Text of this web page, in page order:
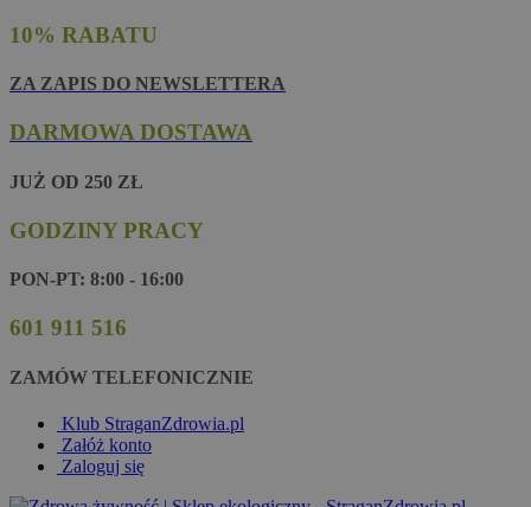
10% RABATU
ZA ZAPIS DO NEWSLETTERA
DARMOWA DOSTAWA
JUŻ OD 250 ZŁ
GODZINY PRACY
PON-PT: 8:00 - 16:00
601 911 516
ZAMÓW TELEFONICZNIE
Klub StraganZdrowia.pl
Załóż konto
Zaloguj się